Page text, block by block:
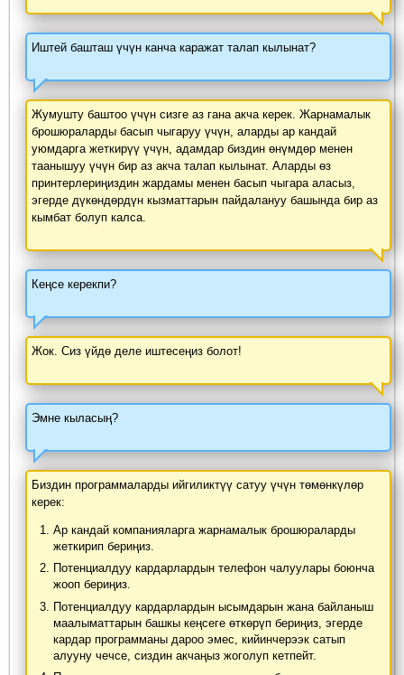
Иштей башташ үчүн канча каражат талап кылынат?
Жумушту баштоо үчүн сизге аз гана акча керек. Жарнамалык
брошюраларды басып чыгаруу үчүн, аларды ар кандай
уюмдарга жеткирүү үчүн, адамдар биздин өнүмдөр менен
таанышуу үчүн бир аз акча талап кылынат. Аларды өз
принтерлериңиздин жардамы менен басып чыгара аласыз,
эгерде дүкөндөрдүн кызматтарын пайдалануу башында бир аз
кымбат болуп калса.
Кеңсе керекпи?
Жок. Сиз үйдө деле иштесеңиз болот!
Эмне кыласың?
Биздин программаларды ийгиликтүү сатуу үчүн төмөнкүлөр
керек:
Ар кандай компанияларга жарнамалык брошюраларды
жеткирип бериңиз.
Потенциалдуу кардарлардын телефон чалуулары боюнча
жооп бериңиз.
Потенциалдуу кардарлардын ысымдарын жана байланыш
маалыматтарын башкы кеңсеге өткөрүп бериңиз, эгерде
кардар программаны дароо эмес, кийинчерээк сатып
алууну чечсе, сиздин акчаңыз жоголуп кетпейт.